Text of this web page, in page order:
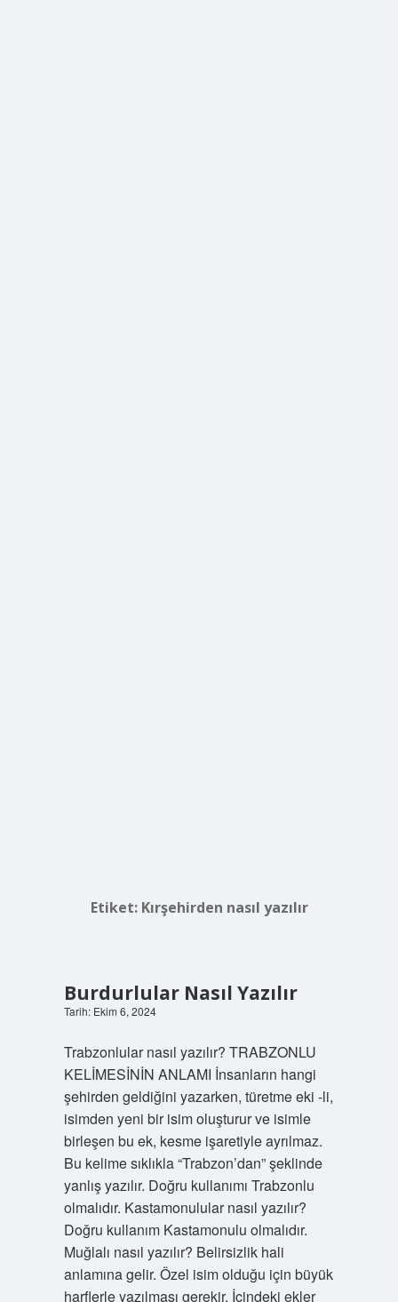
Etiket: Kırşehirden nasıl yazılır
Burdurlular Nasıl Yazılır
Tarih: Ekim 6, 2024
Trabzonlular nasıl yazılır? TRABZONLU
KELİMESİNİN ANLAMI İnsanların hangi
şehirden geldiğini yazarken, türetme eki -li,
isimden yeni bir isim oluşturur ve isimle
birleşen bu ek, kesme işaretiyle ayrılmaz.
Bu kelime sıklıkla “Trabzon’dan” şeklinde
yanlış yazılır. Doğru kullanımı Trabzonlu
olmalıdır. Kastamonulular nasıl yazılır?
Doğru kullanım Kastamonulu olmalıdır.
Muğlalı nasıl yazılır? Belirsizlik hali
anlamına gelir. Özel isim olduğu için büyük
harflerle yazılması gerekir. İçindeki ekler